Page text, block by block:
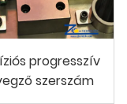
progresszív
szerszám